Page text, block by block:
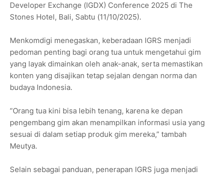
Developer Exchange (IGDX) Conference 2025 di The
Stones Hotel, Bali, Sabtu (11/10/2025).
Menkomdigi menegaskan, keberadaan IGRS menjadi
pedoman penting bagi orang tua untuk mengetahui gim
yang layak dimainkan oleh anak-anak, serta memastikan
konten yang disajikan tetap sejalan dengan norma dan
budaya Indonesia.
“Orang tua kini bisa lebih tenang, karena ke depan
pengembang gim akan menampilkan informasi usia yang
sesuai di dalam setiap produk gim mereka,” tambah
Meutya.
Selain sebagai panduan, penerapan IGRS juga menjadi